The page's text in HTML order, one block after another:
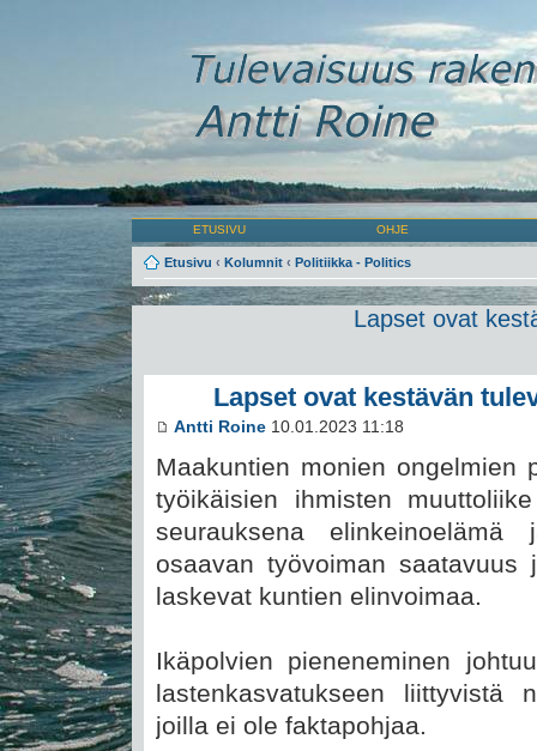
ETUSIVU OHJE
Etusivu ‹ Kolumnit ‹ Politiikka - Politics
Lapset ovat
Lapset ovat kestävän
Antti Roine 10.01.2023 11:18
Maakuntien monien ongelmien
työikäisien ihmisten
seurauksena
osaavan työvoiman
laskevat kuntien elinvoimaa.
Ikäpolvien pieneneminen
lastenkasvatukseen liittyvistä
joilla ei ole faktapohjaa.